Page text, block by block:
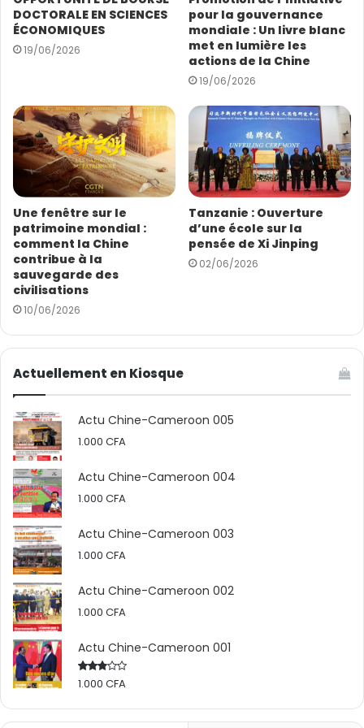
e
E
m
DOCTORALE EN SCIENCES
ÉCONOMIQUES
19/06/2026
pour la gouvernance
mondiale : Un livre blanc
met en lumière les
actions de la Chine
19/06/2026
Une fenêtre sur le
patrimoine mondial :
comment la Chine
contribue à la
sauvegarde des
civilisations
10/06/2026
Tanzanie : Ouverture
d’une école sur la
pensée de Xi Jinping
02/06/2026
Actuellement en Kiosque
Actu Chine-Cameroon 005
1.000 CFA
Actu Chine-Cameroon 004
1.000 CFA
Actu Chine-Cameroon 003
1.000 CFA
Actu Chine-Cameroon 002
1.000 CFA
Actu Chine-Cameroon 001
Rated
1.000 CFA